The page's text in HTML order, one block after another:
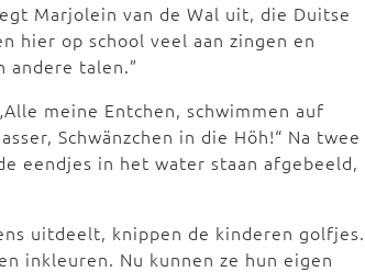
Marjolein van de Wal uit, die Duitse
hier op school veel aan zingen en
andere talen.”
meine Entchen, schwimmen auf
Schwänzchen in die Höh!“ Na twee
eendjes in het water staan afgebeeld,
uitdeelt, knippen de kinderen golfjes.
inkleuren. Nu kunnen ze hun eigen